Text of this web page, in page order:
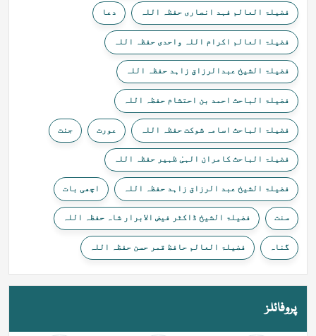
فضیلۃ العالم فہد انصاری حفظہ اللہ دعا
فضیلۃ العالم اکرام اللہ واحدی حفظہ اللہ
فضیلۃ الشیخ عبدالرزاق زاہد حفظہ اللہ
فضیلۃ الباحث احمد بن احتشام حفظہ اللہ
فضیلۃ الباحث اسامہ شوکت حفظہ اللہ عورت جنت
فضیلۃ الباحث کامران الہیٰ ظہیر حفظہ اللہ
فضیلۃ الشیخ عبد الرزاق زاہد حفظہ اللہ اچھی بات
سنت فضیلۃ الشیخ ڈاکٹر فیض الابرار شاہ حفظہ اللہ
گناہ فضیلۃ العالم حافظ قمر حسن حفظہ اللہ
پروفائلز